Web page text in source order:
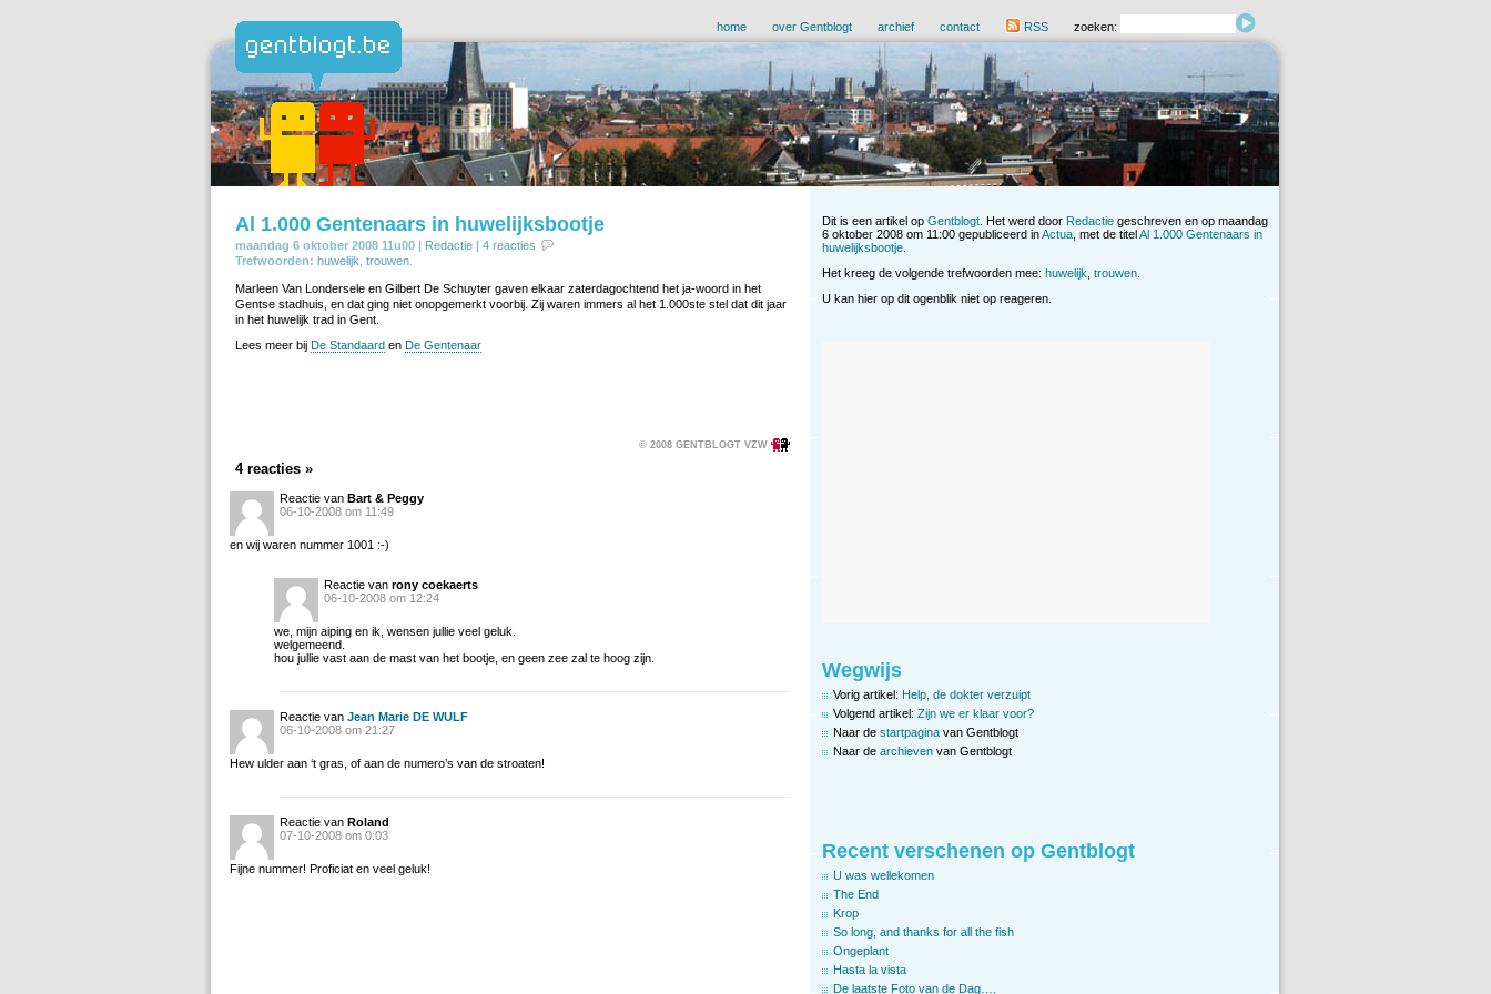
home over Gentblogt archief contact RSS zoeken:
Al 1.000 Gentenaars in huwelijksbootje
maandag 6 oktober 2008 11u00 | Redactie | 4 reacties
Trefwoorden: huwelijk trouwen
Marleen Van Londersele en Gilbert De Schuyter gaven elkaar zaterdagochtend het ja-woord in het
Gentse stadhuis, en dat ging niet onopgemerkt voorbij. Zij waren immers al het 1.000ste stel dat dit jaar
in het huwelijk trad in Gent.
Lees meer bij De Standaard en De Gentenaar
© 2008 GENTBLOGT VZW
4 reacties »
Reactie van Bart & Peggy
06-10-2008 om 11:49
en wij waren nummer 1001 :-)
Reactie van rony coekaerts
06-10-2008 om 12:24
we, mijn aiping en ik, wensen jullie veel geluk.
welgemeend.
hou jullie vast aan de mast van het bootje, en geen zee zal te hoog zijn.
Reactie van Jean Marie DE WULF
06-10-2008 om 21:27
Hew ulder aan ‘t gras, of aan de numero’s van de stroaten!
Reactie van Roland
07-10-2008 om 0:03
Fijne nummer! Proficiat en veel geluk!
Dit is een artikel op Gentblogt . Het werd door Redactie geschreven en op maandag
6 oktober 2008 om 11:00 gepubliceerd inActua , met de titel Al 1.000 Gentenaars in
huwelijksbootje
Het kreeg de volgende trefwoorden mee: huwelijk trouwen
U kan hier op dit ogenblik niet op reageren.
Wegwijs
Vorig artikel: Help, de dokter verzuipt
Volgend artikel: Zijn we er klaar voor?
Naar de startpagina van Gentblogt
Naar de archieven van Gentblogt
Recent verschenen op Gentblogt
U was wellekomen
The End
Krop
So long, and thanks for all the fish
Ongeplant
Hasta la vista
De laatste Foto van de Dag….